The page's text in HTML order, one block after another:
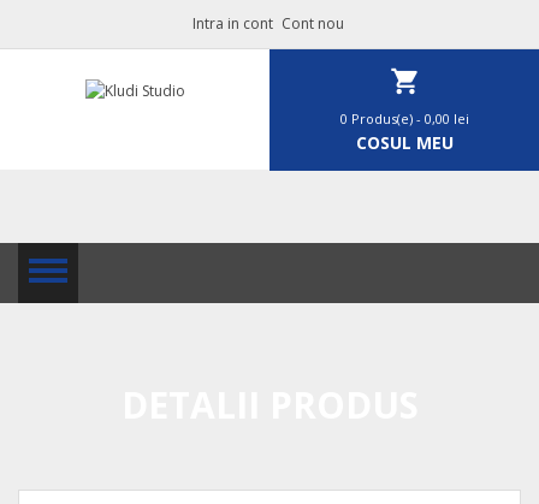
Intra in cont Cont nou
0 Produs(e) - 0,00 lei
COSUL MEU